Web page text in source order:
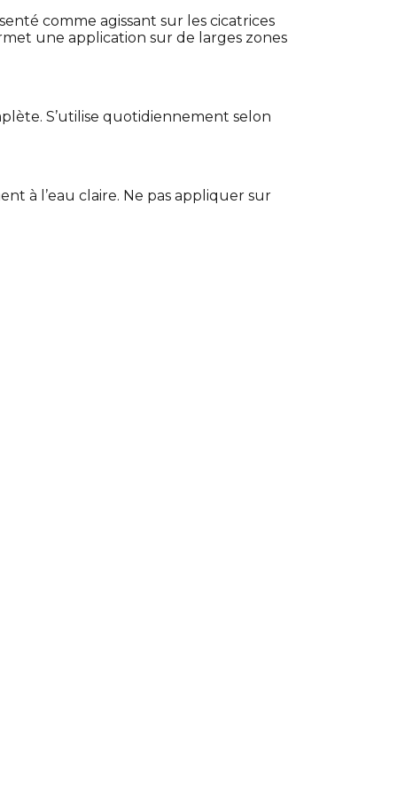
comme agissant sur les cicatrices
une application sur de larges zones
S’utilise quotidiennement selon
à l’eau claire. Ne pas appliquer sur